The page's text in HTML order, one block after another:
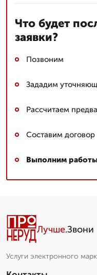
Что будет
заявки?
Позвоним
Зададим
Рассчитаем
Составим договор
Выполним
Лучше.Звони
Услуги электронного